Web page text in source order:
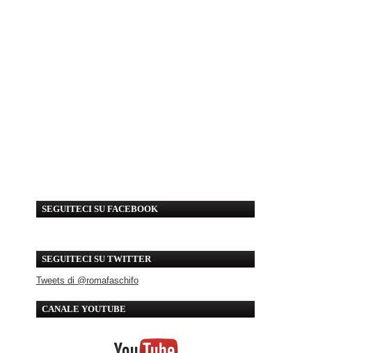
SEGUITECI SU FACEBOOK
SEGUITECI SU TWITTER
Tweets di @romafaschifo
CANALE YOUTUBE